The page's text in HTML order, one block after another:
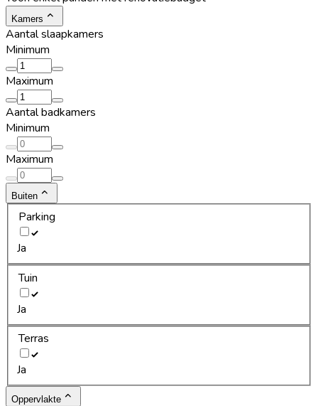
Kamers
Aantal slaapkamers
Minimum
Maximum
Aantal badkamers
Minimum
Maximum
Buiten
Parking
Ja
Tuin
Ja
Terras
Ja
Oppervlakte